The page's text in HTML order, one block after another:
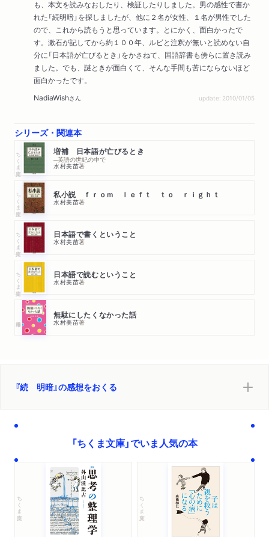
も、本文を読みなおしたり、検証したりしました。男の感性で書か
れた「続明暗」を探しましたが、他に２名が女性、１名が男性でした
ので、これから読もうと思っています。とにかく、面白かったで
す。漱石が記してから約１００年、ルビと注釈が無いと読めない自
分に「日本語が亡びるとき」をかさねて、国語辞書も傍らに置き読み
ました。でも、謎ときが面白くて、そんな手間も苦にならないほど
面白かったです。
NadiaWishさん update: 2010/01/05
シリーズ・関連本
ちくま文庫 増補 日本語が亡びるとき
─英語の世紀の中で
水村美苗著
ちくま文庫 私小説 ｆｒｏｍ ｌｅｆｔ ｔｏ ｒｉｇｈｔ
水村美苗著
ちくま文庫 日本語で書くということ
水村美苗著
ちくま文庫 日本語で読むということ
水村美苗著
無駄にしたくなかった話
水村美苗著
『続 明暗』の感想をおくる
「ちくま文庫」でいま人気の本
ちくま文庫 ちくま文庫